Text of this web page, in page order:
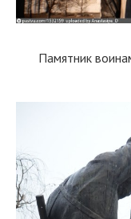
Памятник